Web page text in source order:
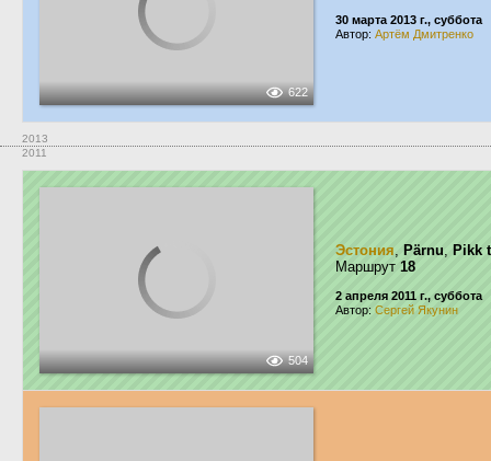
622
30 марта 2013 г., суббота
Автор: Артём Дмитренко
2013
2011
504
Эстония, Pärnu, Pikk
Маршрут 18
2 апреля 2011 г., суббота
Автор: Сергей Якунин